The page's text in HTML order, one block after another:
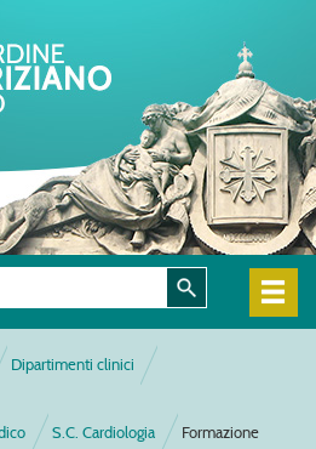
Dipartimenti clinici
S.C. Cardiologia Formazione